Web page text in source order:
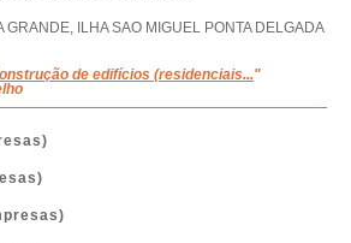
GRANDE, ILHA SAO MIGUEL PONTA DELGADA
de edifícios (residenciais..."